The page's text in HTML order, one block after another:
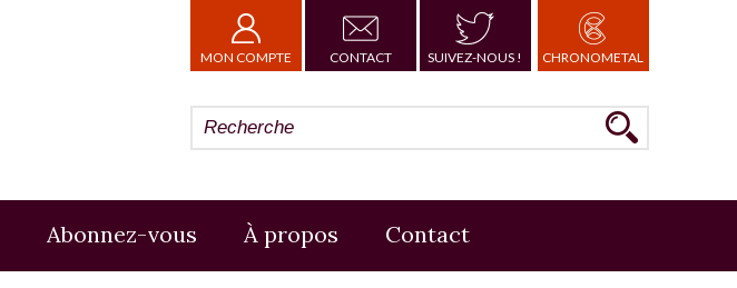
MON COMPTE CONTACT SUIVEZ-NOUS ! CHRONOMETAL
Abonnez-vous À propos Contact